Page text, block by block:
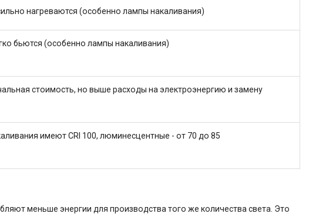
нагреваются (особенно лампы накаливания)
бьются (особенно лампы накаливания)
стоимость, но выше расходы на электроэнергию и замену
имеют CRI 100, люминесцентные - от 70 до 85
меньше энергии для производства того же количества света. Это